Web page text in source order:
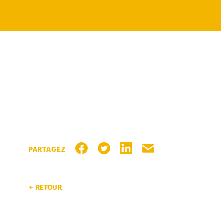
PARTAGEZ
PARTAGER SUR FACEBOOK
PARTAGER SUR TWITTER
PARTAGER SUR
PARTAGER PAR
RETOUR